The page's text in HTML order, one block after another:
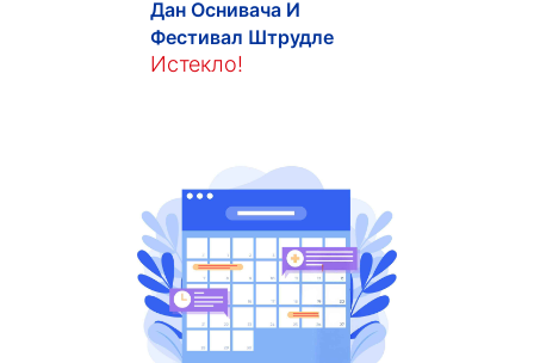
Дан Оснивача И
Фестивал Штрудле
Истекло!